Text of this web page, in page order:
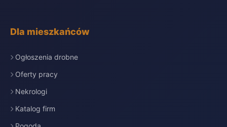
Dla mieszkańców
Ogłoszenia drobne
Oferty pracy
Nekrologi
Katalog firm